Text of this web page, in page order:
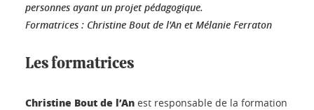
personnes ayant un projet pédagogique.
Formatrices : Christine Bout de l'An et Mélanie Ferraton
Les formatrices
Christine Bout de l’An est responsable de la formation